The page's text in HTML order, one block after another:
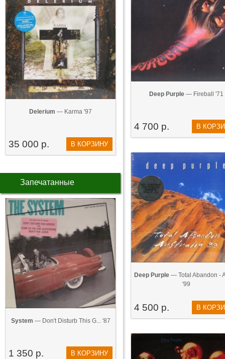
Delerium — Karma '97
35 000 р. В КОРЗИНУ
Запечатанные
System — Don't Disturb This G... '87
1 350 р. В КОРЗИНУ
Deep Purple— Fireball '71
4 700 р. В
Deep Purple— Total Abandon -
'99
4 500 р. В